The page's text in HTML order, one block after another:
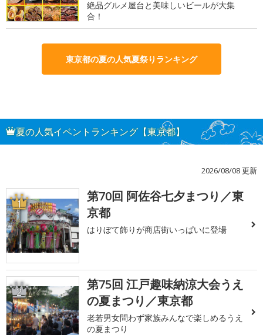
絶品グルメ屋台と美味しいビールが大集
合！
東京都の夏の人気夏祭りランキング
夏の人気イベントランキング【東京都】
2026/08/08 更新
1
第70回 阿佐谷七夕まつり／東
京都
はりぼて飾りが商店街いっぱいに登場
2
第75回 江戸趣味納涼大会うえ
の夏まつり／東京都
老若男女問わず家族みんなで楽しめるうえ
の夏まつり